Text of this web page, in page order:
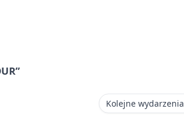
Kolejne wydarzenia